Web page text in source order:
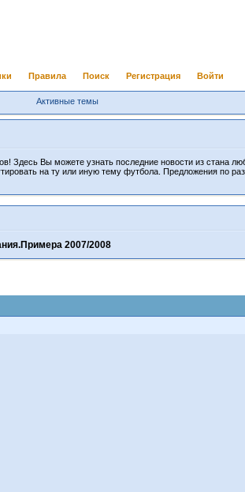
Правила Поиск Регистрация Войти
Активные темы
Здесь Вы можете узнать последние новости из стана
на ту или иную тему футбола. Предложения по
2007/2008